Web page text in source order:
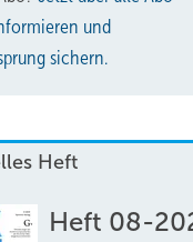
und
sichern.
Heft
Heft 08-